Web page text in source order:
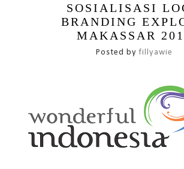
SOSIALISASI
BRANDING
MAKASSAR
Posted byfillyawie